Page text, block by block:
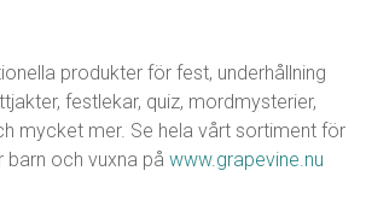
produkter för fest, underhållning
festlekar, quiz, mordmysterier,
mycket mer. Se hela vårt sortiment för
barn och vuxna påwww.grapevine.nu